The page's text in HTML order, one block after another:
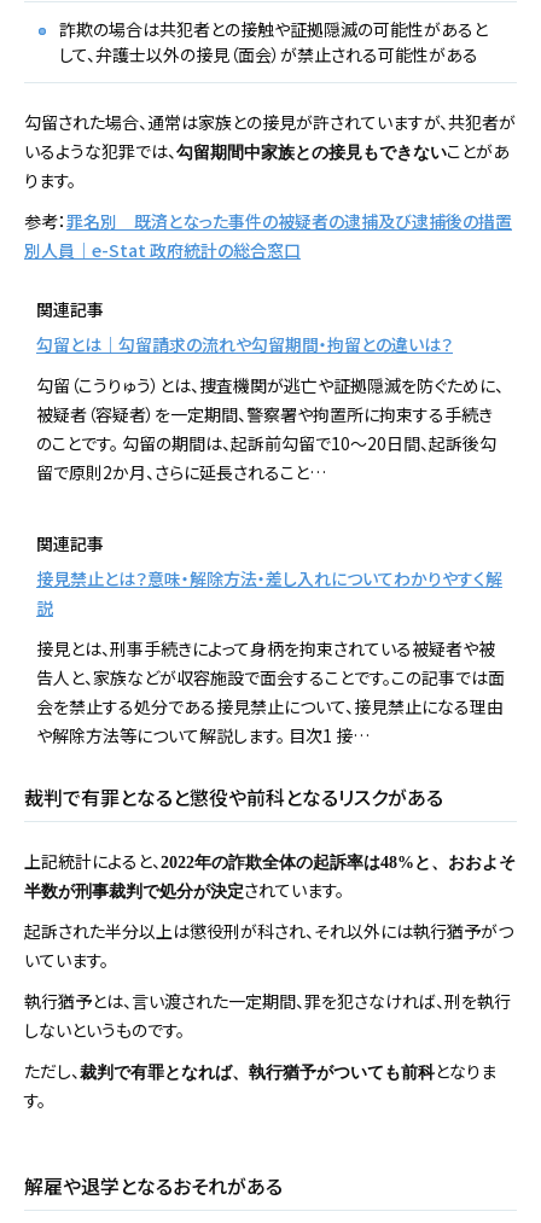
詐欺の場合は共犯者との接触や証拠隠滅の可能性があると
して、弁護士以外の接見（面会）が禁止される可能性がある
勾留された場合、通常は家族との接見が許されていますが、共犯者が
いるような犯罪では、 勾留期間中家族との接見もできないことがあ
ります。
参考：罪名別 既済となった事件の被疑者の逮捕及び逮捕後の措置
別人員｜e-Stat 政府統計の総合窓口
関連記事
勾留とは｜勾留請求の流れや勾留期間・拘留との違いは？
勾留（こうりゅう）とは、捜査機関が逃亡や証拠隠滅を防ぐために、
被疑者（容疑者）を一定期間、警察署や拘置所に拘束する手続き
のことです。 勾留の期間は、起訴前勾留で10～20日間、起訴後勾
留で原則2か月、さらに延長されること…
関連記事
接見禁止とは？意味・解除方法・差し入れについてわかりやすく解
説
接見とは、刑事手続きによって身柄を拘束されている被疑者や被
告人と、家族などが収容施設で面会することです。この記事では面
会を禁止する処分である接見禁止について、接見禁止になる理由
や解除方法等について解説します。 目次1 接…
裁判で有罪となると懲役や前科となるリスクがある
上記統計によると、 2022年の詐欺全体の起訴率は48%と、おおよそ
半数が刑事裁判で処分が決定されています。
起訴された半分以上は懲役刑が科され、それ以外には執行猶予がつ
いています。
執行猶予とは、言い渡された一定期間、罪を犯さなければ、刑を執行
しないというものです。
ただし、 裁判で有罪となれば、執行猶予がついても前科となりま
す。
解雇や退学となるおそれがある